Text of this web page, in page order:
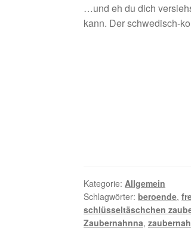
…und eh du dich
kann. Der schwedisch-
Kategorie: Allgemein
Schlagwörter:beroende,
schlüsseltäschchen
Zaubernahnna,